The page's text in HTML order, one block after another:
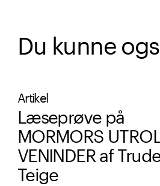
Du kunne
Artikel
Læseprøve på
MORMORS
VENINDER af
Teige